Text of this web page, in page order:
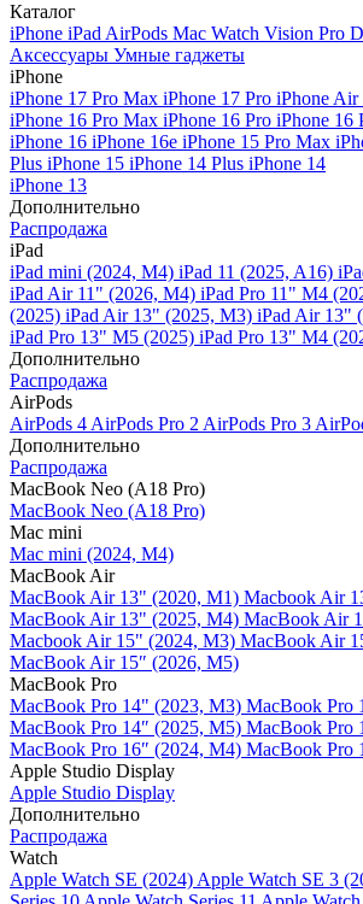
Каталог
iPhone iPad AirPods Mac Watch Vision Pro
Аксессуары Умные гаджеты
iPhone
iPhone 17 Pro Max iPhone 17 Pro iPhone Air
iPhone 16 Pro Max iPhone 16 Pro iPhone 16
iPhone 16 iPhone 16e iPhone 15 Pro Max
Plus iPhone 15 iPhone 14 Plus iPhone 14
iPhone 13
Дополнительно
Распродажа
iPad
iPad mini (2024, M4) iPad 11 (2025, A16)
iPad Air 11" (2026, M4) iPad Pro 11" M4
(2025) iPad Air 13" (2025, M3) iPad Air 13"
iPad Pro 13" M5 (2025) iPad Pro 13" M4
Дополнительно
Распродажа
AirPods
AirPods 4 AirPods Pro 2 AirPods Pro 3
Дополнительно
Распродажа
MacBook Neo (A18 Pro)
MacBook Neo (A18 Pro)
Mac mini
Mac mini (2024, M4)
MacBook Air
MacBook Air 13" (2020, M1) Macbook Air
MacBook Air 13" (2025, M4) MacBook Air
Macbook Air 15" (2024, M3) MacBook Air
MacBook Air 15″ (2026, M5)
MacBook Pro
MacBook Pro 14" (2023, M3) MacBook Pro
MacBook Pro 14″ (2025, M5) MacBook Pro
MacBook Pro 16″ (2024, M4) MacBook Pro
Apple Studio Display
Apple Studio Display
Дополнительно
Распродажа
Watch
Apple Watch SE (2024) Apple Watch SE 3